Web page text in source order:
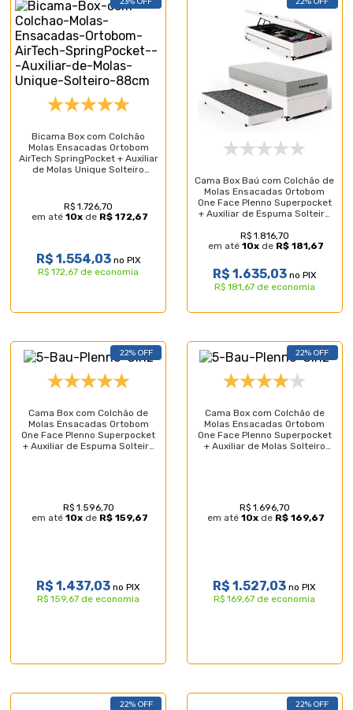
Bicama Box com Colchão
Molas Ensacadas Ortobom
AirTech SpringPocket + Auxiliar
de Molas Unique Solteiro
R$ 1.726,70
em até10x de R$ 172,67
R$ 1.554,03no PIX
R$ 172,67 de economia
Cama Box Baú com Colchão de
Molas Ensacadas Ortobom
One Face Plenno Superpocket
+ Auxiliar de Espuma Solteiro
R$ 1.816,70
em até10x de R$ 181,67
R$ 1.635,03no PIX
R$ 181,67 de economia
22% OFF
Cama Box com Colchão de
Molas Ensacadas Ortobom
One Face Plenno Superpocket
+ Auxiliar de Espuma Solteiro
R$ 1.596,70
em até10x de R$ 159,67
R$ 1.437,03 no PIX
R$ 159,67 de economia
22% OFF
Cama Box com Colchão de
Molas Ensacadas Ortobom
One Face Plenno Superpocket
+ Auxiliar de Molas Solteiro
R$ 1.696,70
em até10x de R$ 169,67
R$ 1.527,03 no PIX
R$ 169,67 de economia
22% OFF 22% OFF